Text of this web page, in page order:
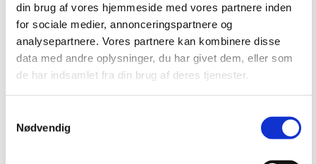
din brug af vores hjemmeside med vores partnere inden
for sociale medier, annonceringspartnere og
analysepartnere. Vores partnere kan kombinere disse
data med andre oplysninger, du har givet dem, eller som
de har indsamlet fra din brug af deres tjenester.
Nødvendig